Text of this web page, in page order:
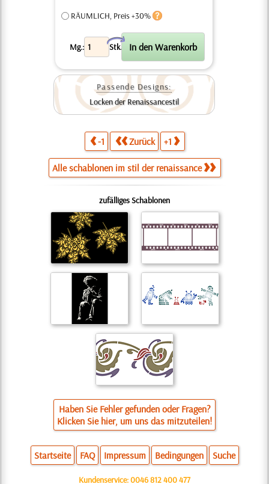
RÄUMLICH, Preis +30%
Mg.: Stk.
X
Passende Designs:
Locken der Renaissancestil
-1 Zurück +1
Alle schablonen im stil der renaissance
zufälliges Schablonen
Haben Sie Fehler gefunden oder Fragen?
Klicken Sie hier, um uns das mitzuteilen!
Startseite FAQ Impressum Bedingungen Suche
Kundenservice:0046 812 400 477